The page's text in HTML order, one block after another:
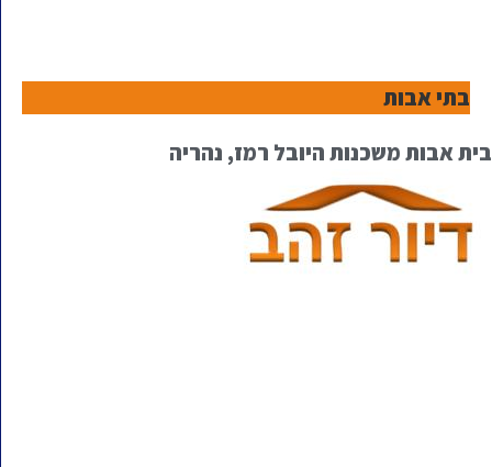
בתי אבות
בית אבות משכנות היובל רמז, נהריה